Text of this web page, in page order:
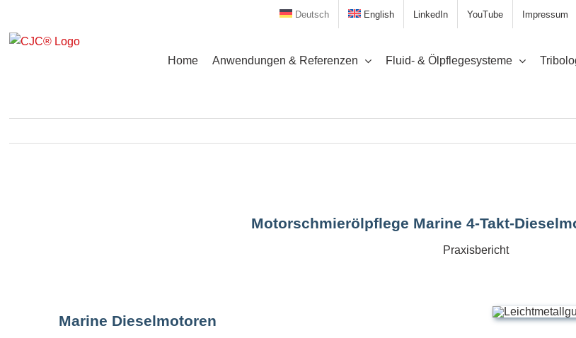
springen
Deutsch English LinkedIn YouTube Impressum
Home Anwendungen & Referenzen Fluid- & Ölpflegesysteme
Motorschmierölpflege Marine 4-Takt-
Praxisbericht
Marine Dieselmotoren